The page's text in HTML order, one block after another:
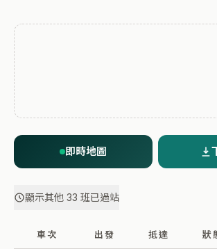
即時地圖
顯示其他 33 班已過站
車次 出發 抵達 狀